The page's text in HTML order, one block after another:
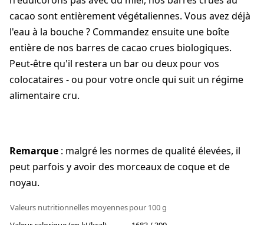
cacao sont entièrement végétaliennes. Vous avez déjà
l'eau à la bouche ? Commandez ensuite une boîte
entière de nos barres de cacao crues biologiques.
Peut-être qu'il restera un bar ou deux pour vos
colocataires - ou pour votre oncle qui suit un régime
alimentaire cru.
Remarque : malgré les normes de qualité élevées, il
peut parfois y avoir des morceaux de coque et de
noyau.
Valeurs nutritionnelles moyennespour 100 g